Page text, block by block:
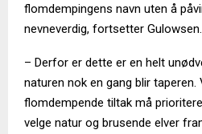
flomdempingens navn uten å
nevneverdig, fortsetter Gulowsen.
– Derfor er dette er en helt
naturen nok en gang blir taperen.
flomdempende tiltak må
velge natur og brusende elver